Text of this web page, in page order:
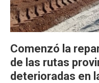
Comenzó la
de las rutas
deterioradas en